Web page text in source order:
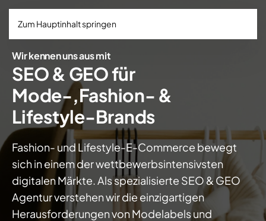
Zum Hauptinhalt springen
Wir kennen uns aus mit
SEO & GEO für
Mode-,Fashion- &
Lifestyle-Brands
Fashion- und Lifestyle-E-Commerce bewegt
sich in einem der wettbewerbsintensivsten
digitalen Märkte. Als spezialisierte SEO & GEO
Agentur verstehen wir die einzigartigen
Herausforderungen von Modelabels und